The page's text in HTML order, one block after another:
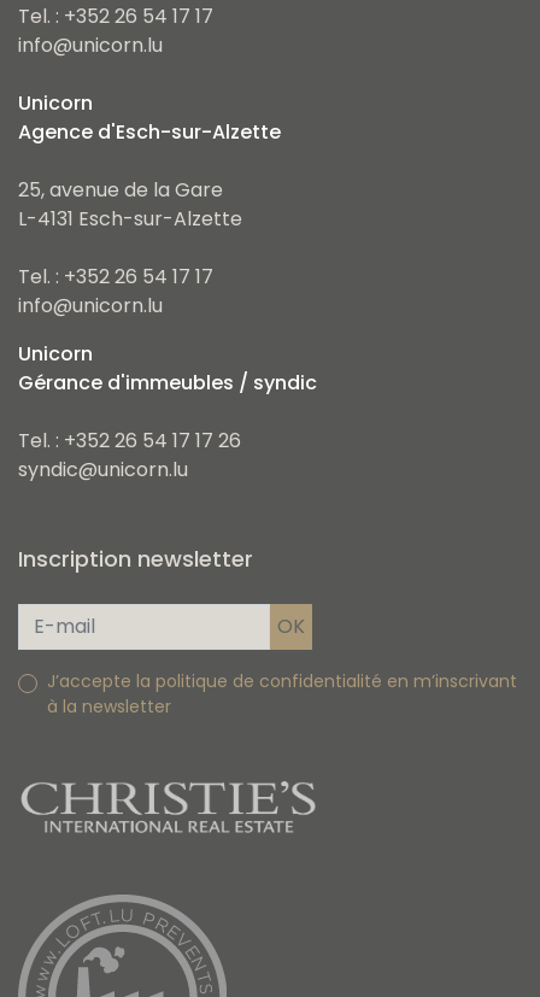
Tel. : +352 26 54 17 17
info@unicorn.lu
Unicorn
Agence d'Esch-sur-Alzette
25, avenue de la Gare
L-4131 Esch-sur-Alzette
Tel. : +352 26 54 17 17
info@unicorn.lu
Unicorn
Gérance d'immeubles / syndic
Tel. : +352 26 54 17 17 26
syndic@unicorn.lu
Inscription newsletter
J’accepte la politique de confidentialité en m’inscrivant
à la newsletter